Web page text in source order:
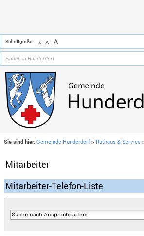
Schriftgröße A A A
Sie sind hier: Gemeinde Hunderdorf > Rathaus & Service
Mitarbeiter
Mitarbeiter-Telefon-Liste